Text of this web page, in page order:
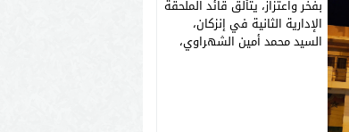
بفخر واعتزاز، يتألق قائد الملحقة
الإدارية الثانية في إنزكان،
السيد محمد أمين الشهراوي،